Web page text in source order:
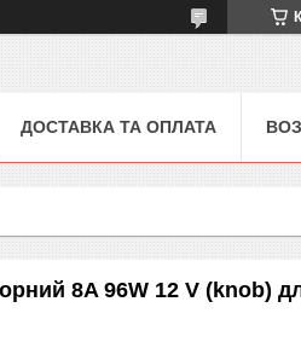
ДОСТАВКА ТА ОПЛАТА
8A 96W 12 V (knob)